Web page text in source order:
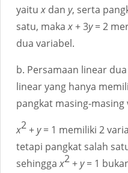
yaitux dan y, serta
satu, makax+ 3y= 2
dua variabel.
b. Persamaan linear
linear yang hanya
pangkat masing-
x2+y= 1 memiliki 2
tetapi pangkat salah
sehinggax2+y= 1